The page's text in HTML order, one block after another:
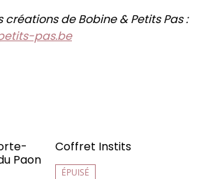
créations de Bobine & Petits Pas :
pas.be
Paon
Coffret Instits
ÉPUISÉ